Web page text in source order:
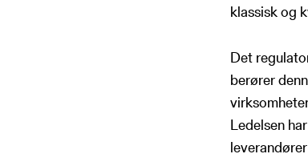
klassisk og
Det
berører
Ledelsen